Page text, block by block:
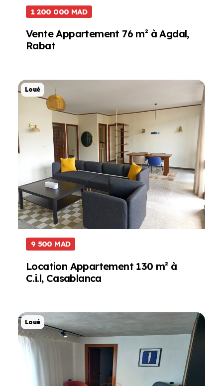
1 200 000 MAD
Vente Appartement 76 m² à Agdal,
Rabat
LouéProjet de Location
9 500 MAD
Location Appartement 130 m² à
C.i.l, Casablanca
LouéProjet de Location